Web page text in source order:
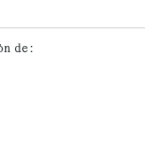
de: